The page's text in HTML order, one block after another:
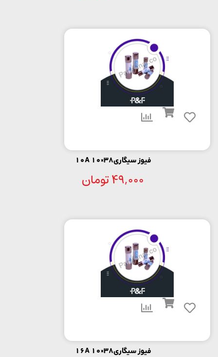
فیوز سیگاری38×10 10A
49,000تومان
فیوز سیگاری38×10 16A